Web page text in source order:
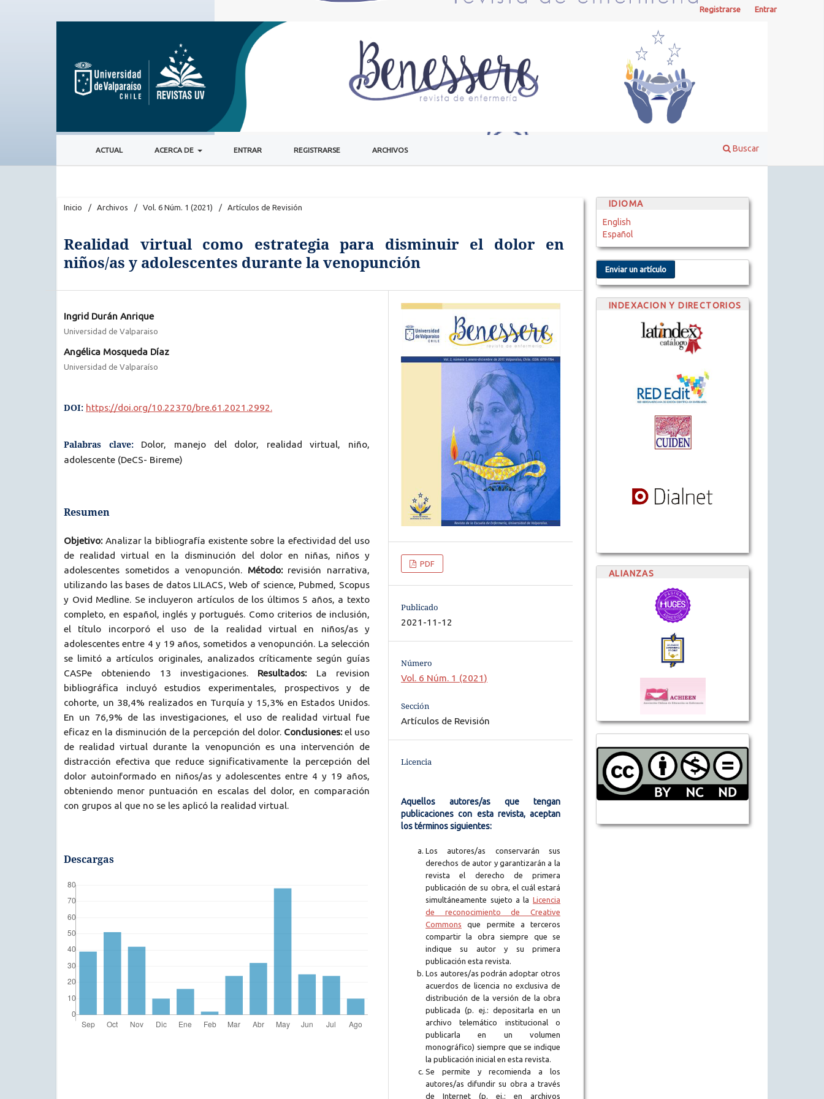
ACTUAL ACERCA DE ENTRAR REGISTRARSE ARCHIVOS Buscar
Registrarse Entrar
Inicio / Archivos / Vol. 6 Núm. 1 (2021) / Artículos de Revisión
Realidad virtual como estrategia para disminuir el dolor en
niños/as y adolescentes durante la venopunción
Ingrid Durán Anrique
Universidad de Valparaiso
Angélica Mosqueda Díaz
Universidad de Valparaíso
DOI: https://doi.org/10.22370/bre.61.2021.2992.
Palabras clave:
Dolor, manejo del dolor, realidad virtual, niño,
adolescente (DeCS- Bireme)
Resumen
Objetivo: Analizar la bibliografía existente sobre la efectividad del uso
de realidad virtual en la disminución del dolor en niñas, niños y
adolescentes sometidos a venopunción. Método: revisión narrativa,
utilizando las bases de datos LILACS, Web of science, Pubmed, Scopus
y Ovid Medline. Se incluyeron artículos de los últimos 5 años, a texto
completo, en español, inglés y portugués. Como criterios de inclusión,
el título incorporó el uso de la realidad virtual en niños/as y
adolescentes entre 4 y 19 años, sometidos a venopunción. La selección
se limitó a artículos originales, analizados críticamente según guías
CASPe obteniendo 13 investigaciones. Resultados: La revision
bibliográfica incluyó estudios experimentales, prospectivos y de
cohorte, un 38,4% realizados en Turquía y 15,3% en Estados Unidos.
En un 76,9% de las investigaciones, el uso de realidad virtual fue
eficaz en la disminución de la percepción del dolor. Conclusiones: el uso
de realidad virtual durante la venopunción es una intervención de
distracción efectiva que reduce significativamente la percepción del
dolor autoinformado en niños/as y adolescentes entre 4 y 19 años,
obteniendo menor puntuación en escalas del dolor, en comparación
con grupos al que no se les aplicó la realidad virtual.
Descargas
PDF
Publicado
2021-11-12
Número
Vol. 6 Núm. 1 (2021)
Sección
Artículos de Revisión
Licencia
Aquellos autores/as que tengan
publicaciones con esta revista, aceptan
los términos siguientes:
Los autores/as conservarán sus
derechos de autor y garantizarán a la
revista el derecho de primera
publicación de su obra, el cuál estará
simultáneamente sujeto a la Licencia
de reconocimiento de Creative
Commons que permite a terceros
compartir la obra siempre que se
indique su autor y su primera
publicación esta revista.
Los autores/as podrán adoptar otros
acuerdos de licencia no exclusiva de
distribución de la versión de la obra
publicada (p. ej.: depositarla en un
archivo telemático institucional o
publicarla en un volumen
monográfico) siempre que se indique
la publicación inicial en esta revista.
Se permite y recomienda a los
autores/as difundir su obra a través
de Internet (p. ej.: en archivos
IDIOMA
English
Español
Enviar un artículo
INDEXACION Y DIRECTORIOS
ALIANZAS